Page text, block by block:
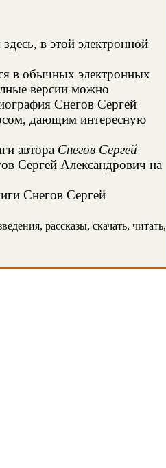
в этой электронной
в обычных электронных
версии можно
Снегов Сергей
дающим интересную
автора Снегов Сергей
Сергей Александрович на
Снегов Сергей
рассказы, скачать, читать,